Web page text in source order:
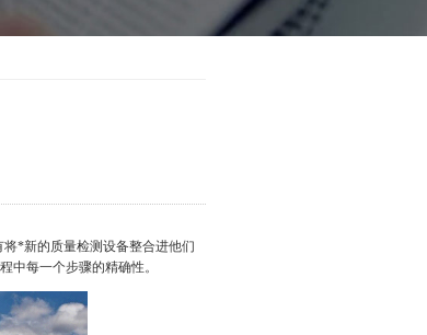
将*新的质量检测设备整合进他们
中每一个步骤的精确性。